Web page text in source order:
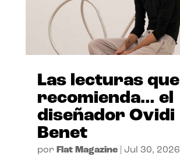
Las lecturas que
recomienda… el
diseñador Ovidi
Benet
por Flat Magazine| Jul 30, 2026